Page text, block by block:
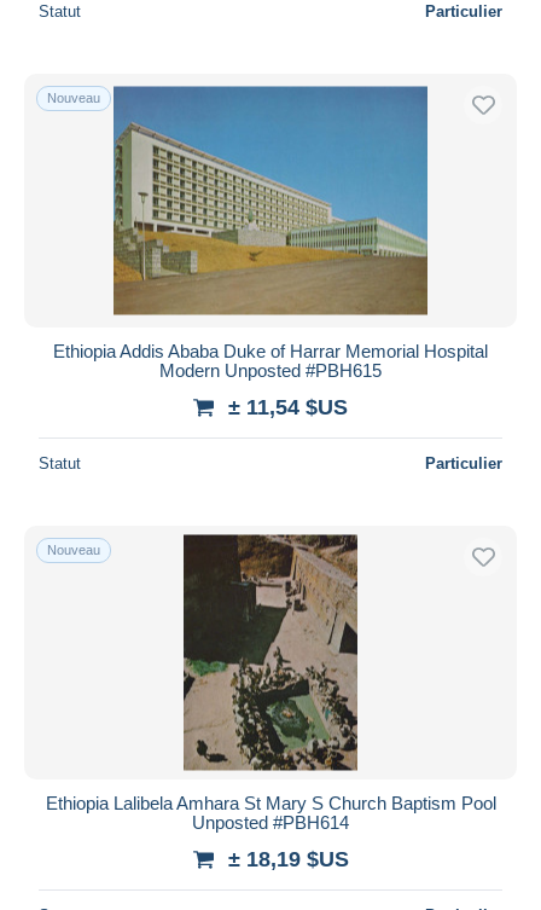
Statut Particulier
Nouveau
Ethiopia Addis Ababa Duke of Harrar Memorial Hospital
Modern Unposted #PBH615
± 11,54 $US
Statut Particulier
Nouveau
Ethiopia Lalibela Amhara St Mary S Church Baptism Pool
Unposted #PBH614
± 18,19 $US